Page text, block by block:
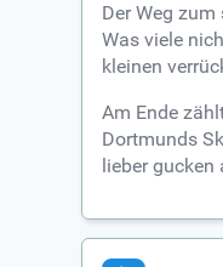
Der Weg
Was viele
kleinen
Am Ende
Dortmunds
lieber gucken